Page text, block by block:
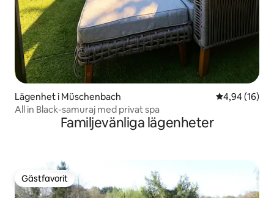
Lägenhet i Müschenbach 4,94 av 5 i
4,94 (16)
All in Black-samuraj med privat spa
Familjevänliga lägenheter
Gästfavorit
Gästfavorit